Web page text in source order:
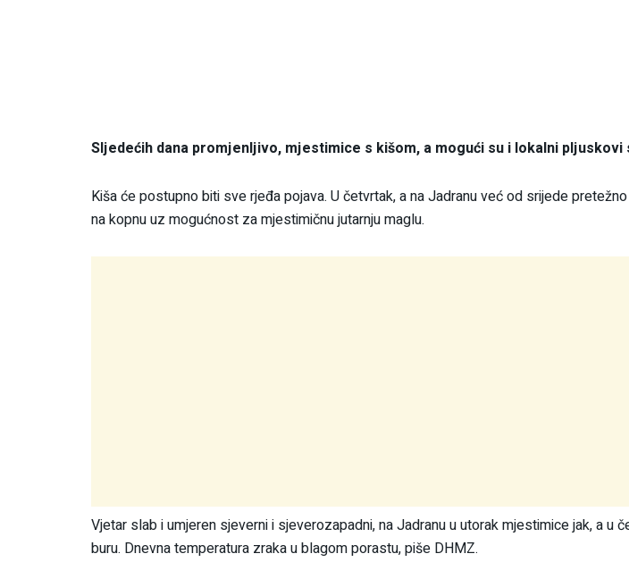
Sljedećih dana promjenljivo, mjestimice s kišom, a mogući su i lokalni
Kiša će postupno biti sve rjeđa pojava. U četvrtak, a na Jadranu već od srijede
na kopnu uz mogućnost za mjestimičnu jutarnju maglu.
Vjetar slab i umjeren sjeverni i sjeverozapadni, na Jadranu u utorak mjestimice jak, a u
buru. Dnevna temperatura zraka u blagom porastu, piše DHMZ.